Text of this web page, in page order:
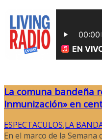
La comuna bandeña
Inmunización» en
ESPECTACULOS,LA
En el marco de la Semana